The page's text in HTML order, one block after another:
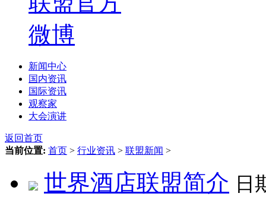
新闻中心
国内资讯
国际资讯
观察家
大会演讲
返回首页
当前位置: 首页 > 行业资讯 > 联盟新闻 >
世界酒店联盟简介 日